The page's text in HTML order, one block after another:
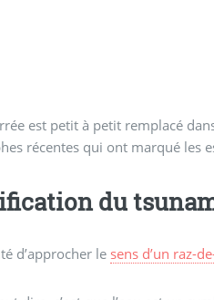
est petit à petit remplacé
récentes qui ont marqué les
du
d’approcher le sens d’un raz-